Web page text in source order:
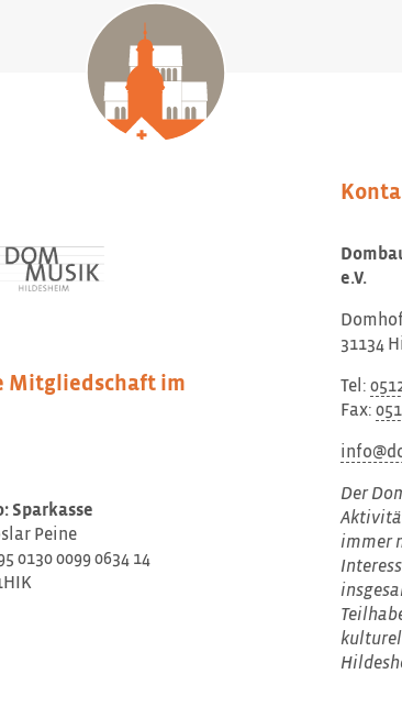
Mitgliedschaft im
Sparkasse
Peine
0130 0099 0634 14
e.V.
31134
Tel:
Fax:
Der
immer